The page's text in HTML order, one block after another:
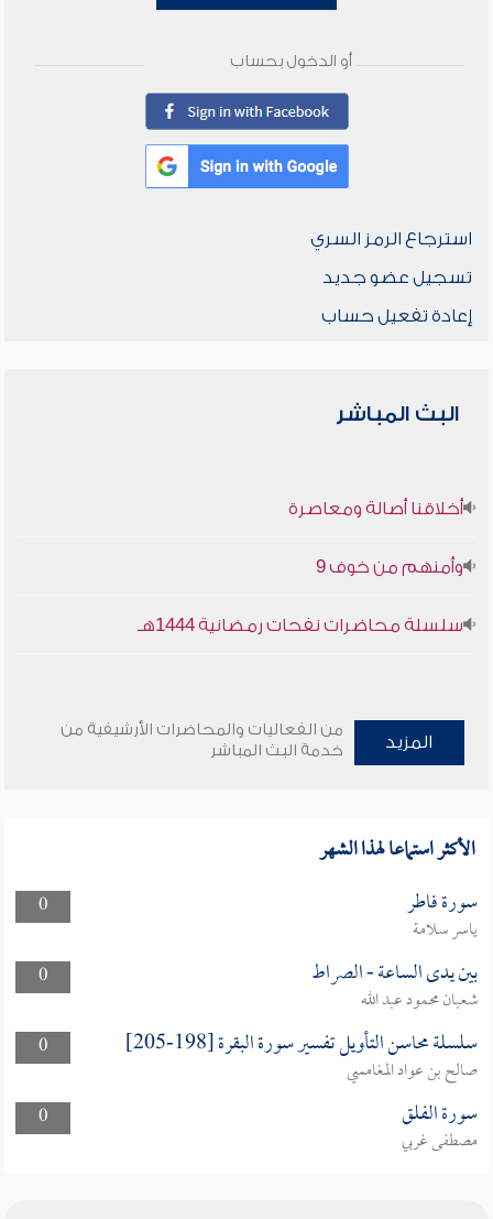
أو الدخول بحساب
استرجاع الرمز السري
تسجيل عضو جديد
إعادة تفعيل حساب
البث المباشر
أخلاقنا أصالة ومعاصرة
وأمنهم من خوف 9
سلسلة محاضرات نفحات رمضانية 1444هـ
المزيد
من الفعاليات والمحاضرات الأرشيفية من
خدمة البث المباشر
الأكثر استماعا لهذا الشهر
0 سورة فاطر
ياسر سلامة
0
بين يدى الساعة - الصراط
شعبان محمود عبد الله
0
سلسلة محاسن التأويل تفسير سورة البقرة [198-205]
صالح بن عواد المغامسي
0
سورة الفلق
مصطفى غربي